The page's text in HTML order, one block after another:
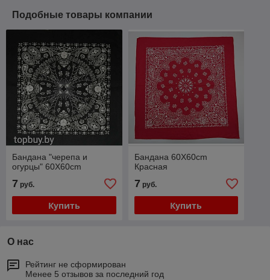
Подобные товары компании
Бандана "черепа и
огурцы" 60X60cm
7 руб.
Купить
Бандана 60X60cm
Красная
7 руб.
Купить
О нас
Рейтинг не сформирован
Менее 5 отзывов за последний год